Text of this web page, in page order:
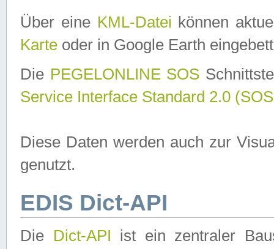
Über eine KML-Datei können
Karte oder in Google Earth
Die PEGELONLINE SOS
Service Interface Standard 2.0
Diese Daten werden auch zur
genutzt.
EDIS Dict-API
Die Dict-API ist ein zentraler